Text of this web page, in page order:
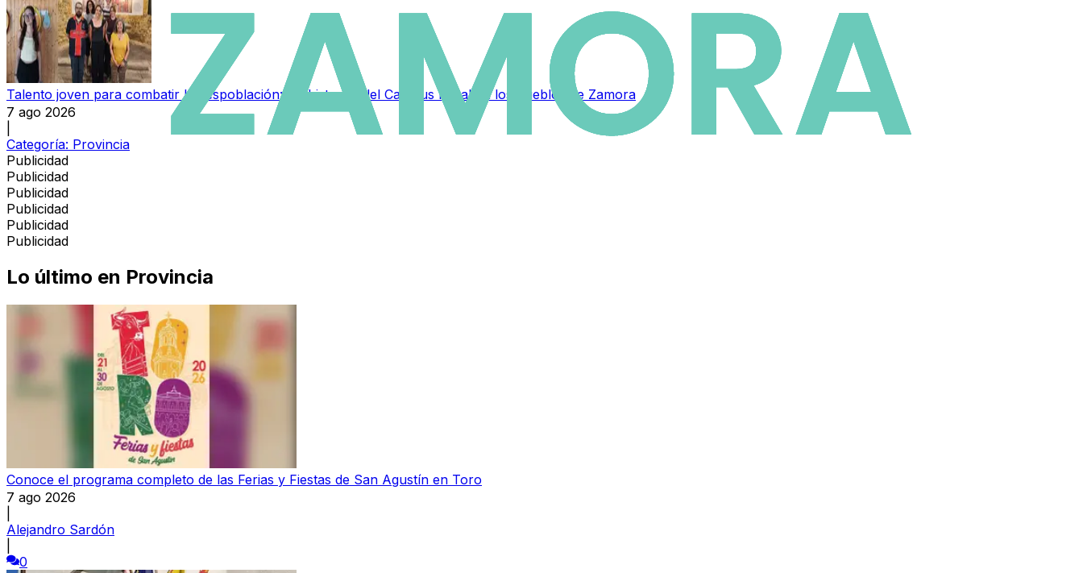
Talento joven para combatir la despoblación: las historias del Campus Rural en los pueblos de Zamora
7 ago 2026
Categoría: Provincia
Publicidad
Publicidad
Publicidad
Publicidad
Publicidad
Publicidad
Lo último en Provincia
Conoce el programa completo de las Ferias y Fiestas de San Agustín en Toro
7 ago 2026
Alejandro Sardón
0